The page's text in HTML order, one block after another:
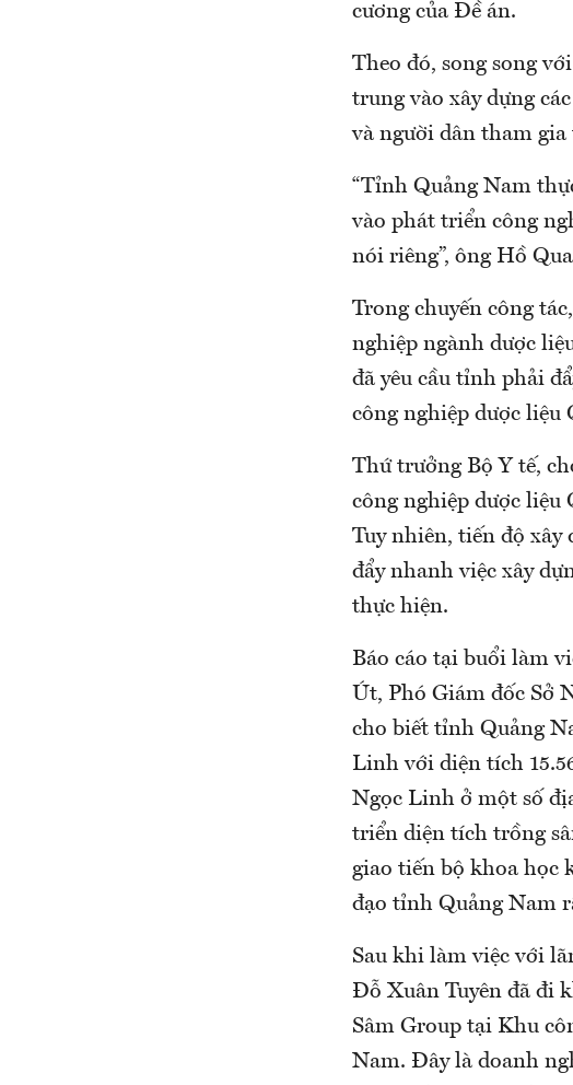
cương của Đề án.
Theo đó, song song
trung vào xây dựng
và người dân tham gia
“Tỉnh Quảng Nam
vào phát triển công
nói riêng”, ông Hồ
Trong chuyến công
nghiệp ngành dược
đã yêu cầu tỉnh phải
công nghiệp dược liệu
Thứ trưởng Bộ Y tế,
công nghiệp dược liệu
Tuy nhiên, tiến độ xây
đẩy nhanh việc xây
thực hiện.
Báo cáo tại buổi làm
Út, Phó Giám đốc Sở
cho biết tỉnh Quảng
Linh với diện tích
Ngọc Linh ở một số
triển diện tích trồng
giao tiến bộ khoa học
đạo tỉnh Quảng Nam
Sau khi làm việc với
Đỗ Xuân Tuyên đã đi
Sâm Group tại Khu
Nam. Đây là doanh